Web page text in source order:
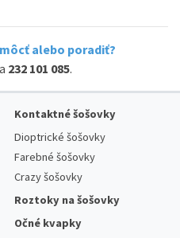
alebo poradiť?
232 101 085.
Kontaktné šošovky
Dioptrické šošovky
Farebné šošovky
Crazy šošovky
Roztoky na šošovky
Očné kvapky